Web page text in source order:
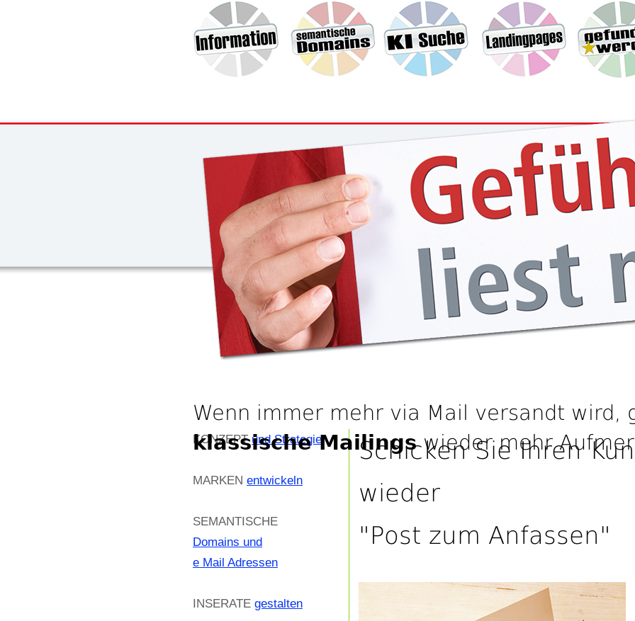
Wenn immer mehr via Mail versandt wird,
klassische Mailingswieder mehr
KONZEPTund Strategie
MARKEN entwickeln
SEMANTISCHE
Domains und
e Mail Adressen
INSERATE gestalten
Schicken Sie Ihren
wieder
"Post zum Anfassen"